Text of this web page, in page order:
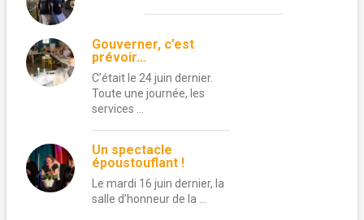
Gouverner, c’est
prévoir…
C’était le 24 juin dernier.
Toute une journée, les
services …
Un spectacle
époustouflant !
Le mardi 16 juin dernier, la
salle d’honneur de la …